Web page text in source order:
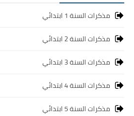
مذكرات السنة 1 ابتدائي
مذكرات السنة 2 ابتدائي
مذكرات السنة 3 ابتدائي
مذكرات السنة 4 ابتدائي
مذكرات السنة 5 ابتدائي